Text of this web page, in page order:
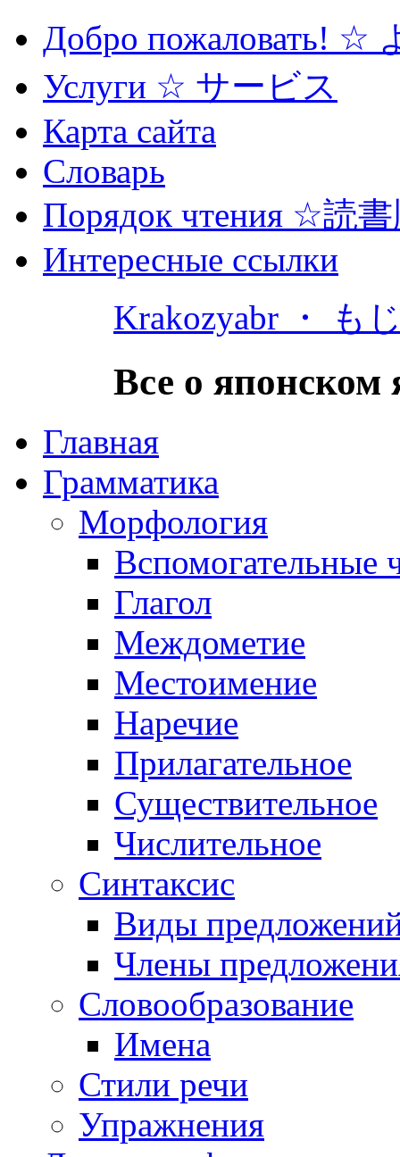
Добро пожаловать! ☆
Услуги ☆ サービス
Карта сайта
Словарь
Порядок чтения ☆読
Интересные ссылки
Krakozyabr ・ も
Все о японском
Главная
Грамматика
Морфология
Вспомогательные
Глагол
Междометие
Местоимение
Наречие
Прилагательное
Существительное
Числительное
Синтаксис
Виды
Члены
Словообразование
Имена
Стили речи
Упражнения